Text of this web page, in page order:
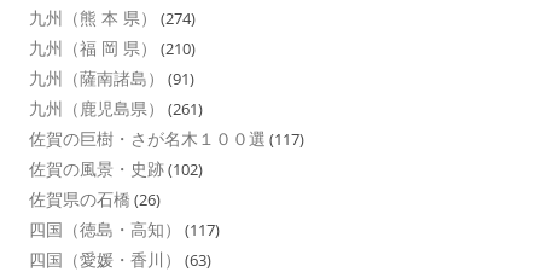
九州（熊 本 県） (274)
九州（福 岡 県） (210)
九州（薩南諸島） (91)
九州（鹿児島県） (261)
佐賀の巨樹・さが名木１００選 (117)
佐賀の風景・史跡(102)
佐賀県の石橋 (26)
四国（徳島・高知） (117)
四国（愛媛・香川） (63)